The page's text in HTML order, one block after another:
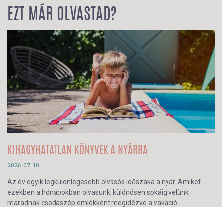
EZT MÁR OLVASTAD?
KIHAGYHATATLAN KÖNYVEK A NYÁRRA
2026-07-10
Az év egyik legkülönlegesebb olvasós időszaka a nyár. Amiket
ezekben a hónapokban olvasunk, különösen sokáig velünk
maradnak csodaszép emlékként megidézve a vakáció